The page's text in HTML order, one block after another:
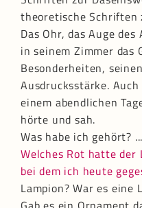
theoretische Schriften
Das Ohr, das Auge
in seinem Zimmer das
Besonderheiten,
Ausdrucksstärke.
einem abendlichen
hörte und sah.
Was habe ich gehört?
Welches Rot hatte der
bei dem ich heute
Lampion? War es eine